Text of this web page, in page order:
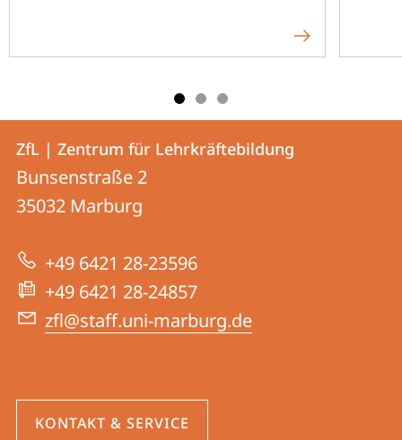
Kontakt
und
Informationen
zur
Website
Kontaktinformationen
ZfL
|
für
Lehrkräftebildung
ZfL | Zentrum für Lehrkräftebildung
Bunsenstraße 2
35032 Marburg
+49 6421 28-23596
+49 6421 28-24857
zfl@staff.uni-marburg.de
KONTAKT & SERVICE